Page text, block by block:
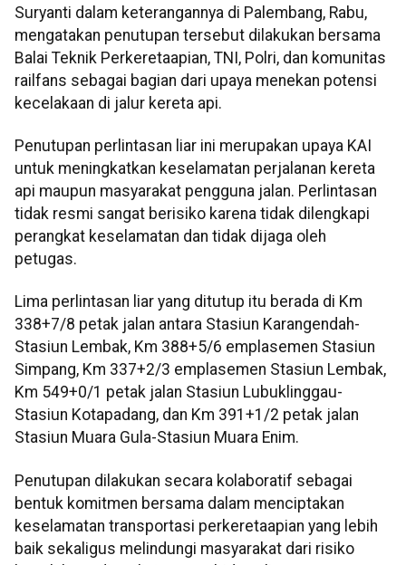
Suryanti dalam keterangannya di Palembang, Rabu,
mengatakan penutupan tersebut dilakukan bersama
Balai Teknik Perkeretaapian, TNI, Polri, dan komunitas
railfans sebagai bagian dari upaya menekan potensi
kecelakaan di jalur kereta api.
Penutupan perlintasan liar ini merupakan upaya KAI
untuk meningkatkan keselamatan perjalanan kereta
api maupun masyarakat pengguna jalan. Perlintasan
tidak resmi sangat berisiko karena tidak dilengkapi
perangkat keselamatan dan tidak dijaga oleh
petugas.
Lima perlintasan liar yang ditutup itu berada di Km
338+7/8 petak jalan antara Stasiun Karangendah-
Stasiun Lembak, Km 388+5/6 emplasemen Stasiun
Simpang, Km 337+2/3 emplasemen Stasiun Lembak,
Km 549+0/1 petak jalan Stasiun Lubuklinggau-
Stasiun Kotapadang, dan Km 391+1/2 petak jalan
Stasiun Muara Gula-Stasiun Muara Enim.
Penutupan dilakukan secara kolaboratif sebagai
bentuk komitmen bersama dalam menciptakan
keselamatan transportasi perkeretaapian yang lebih
baik sekaligus melindungi masyarakat dari risiko